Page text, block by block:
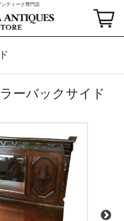
ティーク専門店
ーバックサイド